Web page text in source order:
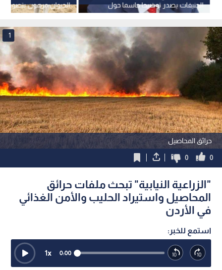
الحيوان مرهون بتصويب
والمالك: تم تصويب 29 بندا.. فيديو
الحنيفات يصدر توضيحا حاسما حول
استثماراته الزراعية
حرائق المحاصيل
1
0
0
"الزراعية النيابية" تبحث ملفات حرائق
المحاصيل واستيراد الحليب والأمن الغذائي
في الأردن
استمع للخبر:
0:00
1x